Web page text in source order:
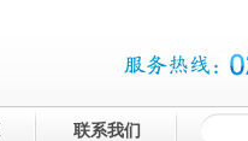
联系我们